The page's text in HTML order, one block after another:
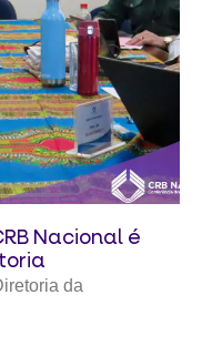
Nacional é
da